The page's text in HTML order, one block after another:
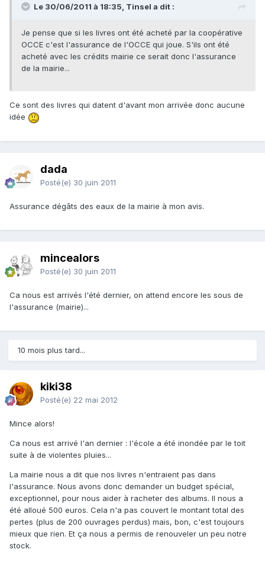
Le 30/06/2011 à 18:35, Tinsel a dit :
Je pense que si les livres ont été acheté par la coopérative
OCCE c'est l'assurance de l'OCCE qui joue. S'ils ont été
acheté avec les crédits mairie ce serait donc l'assurance
de la mairie...
Ce sont des livres qui datent d'avant mon arrivée donc aucune
idée
dada
Posté(e) 30 juin 2011
Assurance dégâts des eaux de la mairie à mon avis.
mincealors
Posté(e) 30 juin 2011
Ca nous est arrivés l'été dernier, on attend encore les sous de
l'assurance (mairie)...
10 mois plus tard...
kiki38
Posté(e) 22 mai 2012
Mince alors!
Ca nous est arrivé l'an dernier : l'école a été inondée par le toit
suite à de violentes pluies...
La mairie nous a dit que nos livres n'entraient pas dans
l'assurance. Nous avons donc demander un budget spécial,
exceptionnel, pour nous aider à racheter des albums. Il nous a
été alloué 500 euros. Cela n'a pas couvert le montant total des
pertes (plus de 200 ouvrages perdus) mais, bon, c'est toujours
mieux que rien. Et ça nous a permis de renouveler un peu notre
stock.